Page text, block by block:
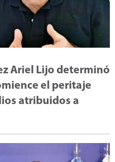
Ariel Lijo determinó
el peritaje
atribuidos a